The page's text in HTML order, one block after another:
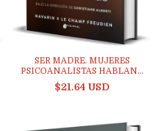
SER MADRE. MUJERES
PSICOANALISTAS HABLAN...
$21.64 USD